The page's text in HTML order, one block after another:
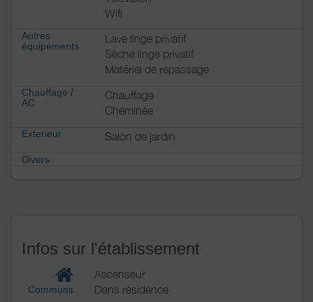
Wifi
Autres
équipements
Lave linge privatif
Sèche linge privatif
Matériel de repassage
Chauffage /
AC
Chauffage
Cheminée
Exterieur Salon de jardin
Divers
Infos sur l'établissement
Communs
Ascenseur
Dans résidence